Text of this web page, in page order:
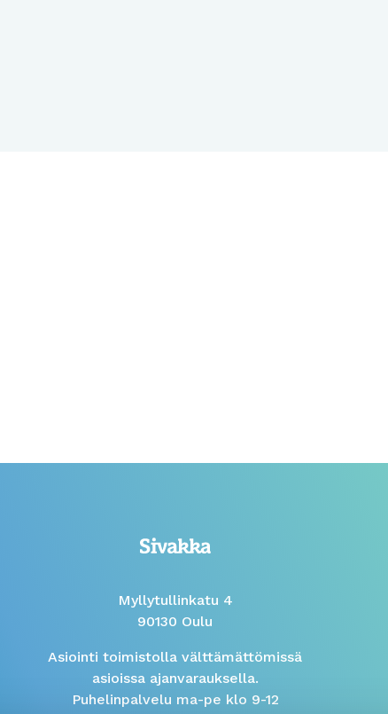
Myllytullinkatu 4
90130 Oulu
Asiointi toimistolla välttämättömissä
asioissa ajanvarauksella.
Puhelinpalvelu ma-pe klo 9-12